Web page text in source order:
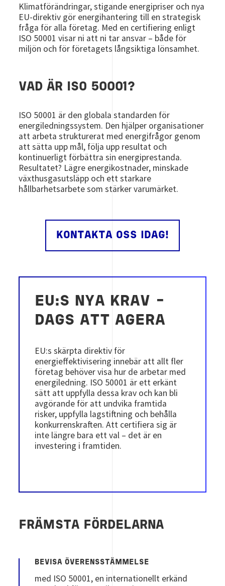
Klimatförändringar, stigande energipriser och nya
EU-direktiv gör energihantering till en strategisk
fråga för alla företag. Med en certifiering enligt
ISO 50001 visar ni att ni tar ansvar – både för
miljön och för företagets långsiktiga lönsamhet.
VAD ÄR ISO 50001?
ISO 50001 är den globala standarden för
energiledningssystem. Den hjälper organisationer
att arbeta strukturerat med energifrågor genom
att sätta upp mål, följa upp resultat och
kontinuerligt förbättra sin energiprestanda.
Resultatet? Lägre energikostnader, minskade
växthusgasutsläpp och ett starkare
hållbarhetsarbete som stärker varumärket.
KONTAKTA OSS IDAG!
EU:S NYA KRAV –
DAGS ATT AGERA
EU:s skärpta direktiv för
energieffektivisering innebär att allt fler
företag behöver visa hur de arbetar med
energiledning. ISO 50001 är ett erkänt
sätt att uppfylla dessa krav och kan bli
avgörande för att undvika framtida
risker, uppfylla lagstiftning och behålla
konkurrenskraften. Att certifiera sig är
inte längre bara ett val – det är en
investering i framtiden.
FRÄMSTA FÖRDELARNA
BEVISA ÖVERENSSTÄMMELSE
med ISO 50001, en internationellt erkänd